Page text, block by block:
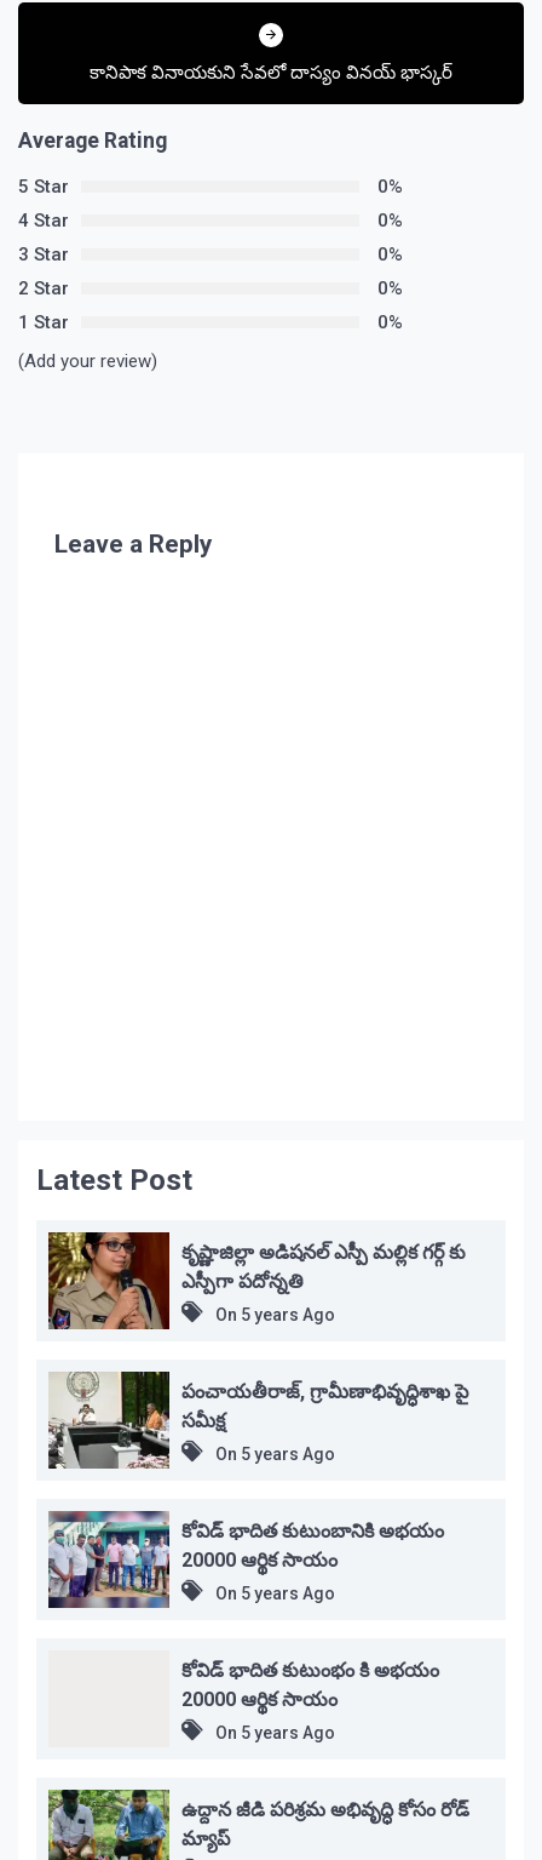
కానిపాక వినాయకుని సేవలో దాస్యం వినయ్ భాస్కర్
Average Rating
5 Star
0%
4 Star
0%
3 Star
0%
2 Star
0%
1 Star
0%
(Add your review)
Leave a Reply
Latest Post
కృష్ణాజిల్లా అడిషనల్ ఎస్పీ మల్లిక గర్గ్ కు
ఎస్పీగా పదోన్నతి
On 5 years Ago
పంచాయతీరాజ్, గ్రామీణాభివృద్ధిశాఖ పై
సమీక్ష
On 5 years Ago
కోవిడ్ భాదిత కుటుంబానికి అభయం
20000 ఆర్థిక సాయం
On 5 years Ago
కోవిడ్ భాదిత కుటుంభం కి అభయం
20000 ఆర్థిక సాయం
On 5 years Ago
ఉద్దాన జీడి పరిశ్రమ అభివృద్ధి కోసం రోడ్
మ్యాప్